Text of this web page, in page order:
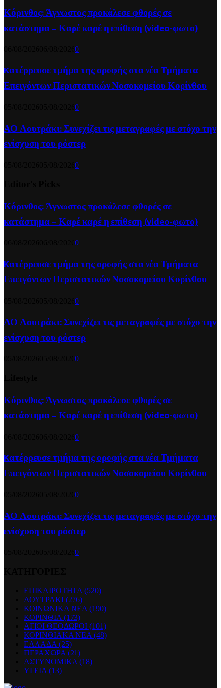
Κόρινθος: Άγνωστος προκάλεσε φθορές σε
κατάστημα – Καρέ καρέ η επίθεση (video-φωτο)
0
Kατέρρευσε τμήμα της οροφής στα νέα Τμήματα
Επειγόντων Περιστατικών Νοσοκομείου Κορίνθου
0
ΑΟ Λουτράκι: Συνεχίζει τις μεταγραφές με στόχο την
ενίσχυση του ρόστερ
0
Κόρινθος: Άγνωστος προκάλεσε φθορές σε
κατάστημα – Καρέ καρέ η επίθεση (video-φωτο)
0
Kατέρρευσε τμήμα της οροφής στα νέα Τμήματα
Επειγόντων Περιστατικών Νοσοκομείου Κορίνθου
0
ΑΟ Λουτράκι: Συνεχίζει τις μεταγραφές με στόχο την
ενίσχυση του ρόστερ
0
Κόρινθος: Άγνωστος προκάλεσε φθορές σε
κατάστημα – Καρέ καρέ η επίθεση (video-φωτο)
0
Kατέρρευσε τμήμα της οροφής στα νέα Τμήματα
Επειγόντων Περιστατικών Νοσοκομείου Κορίνθου
0
ΑΟ Λουτράκι: Συνεχίζει τις μεταγραφές με στόχο την
ενίσχυση του ρόστερ
0
ΕΠΙΚΑΙΡΟΤΗΤΑ (520)
ΛΟΥΤΡΑΚΙ (276)
ΚΟΙΝΩΝΙΚΑ ΝΕΑ (190)
ΚΟΡΙΝΘΙΑ (173)
ΑΓΙΟΙ ΘΕΟΔΩΡΟΙ (101)
ΚΟΡΙΝΘΙΑΚΑ ΝΕΑ (48)
ΕΛΛΑΔΑ (25)
ΠΕΡΑΧΩΡΑ (21)
ΑΣΤΥΝΟΜΙΚΑ (18)
ΥΓΕΙΑ (13)